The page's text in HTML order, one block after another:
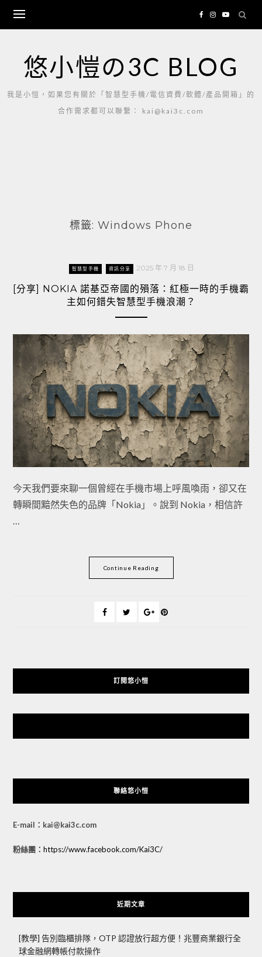
content
悠小愷の3C BLOG
我是小愷，如果您有關於「智慧型手機/電信資費/軟體/產品開箱」的
合作需求都可以聯繫： kai@kai3c.com
標籤: Windows Phone
智慧型手機 資訊分享 2025 年 7 月 18 日
[分享] NOKIA 諾基亞帝國的殞落：紅極一時的手機霸
主如何錯失智慧型手機浪潮？
今天我們要來聊一個曾經在手機市場上呼風喚雨，卻又在
轉瞬間黯然失色的品牌「Nokia」。說到 Nokia，相信許
…
Continue Reading
訂閱悠小愷
聯絡悠小愷
E-mail：kai@kai3c.com
粉絲團： https://www.facebook.com/Kai3C/
近期文章
[教學] 告別臨櫃排隊，OTP 認證放行超方便！兆豐商業銀行全
球金融網轉帳付款操作